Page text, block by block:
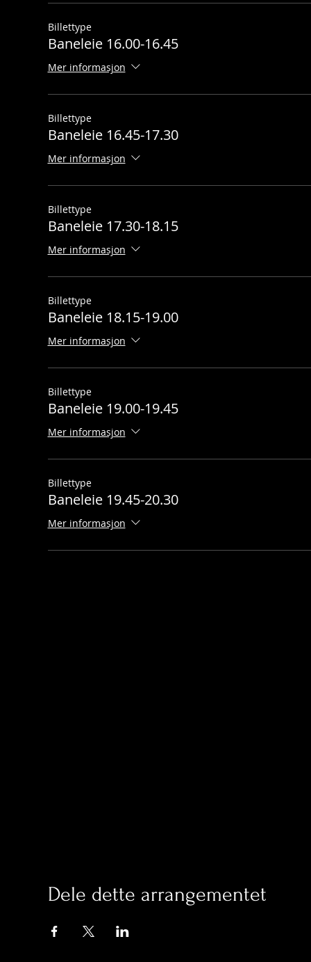
Billettype
Baneleie 16.00-16.45
Mer informasjon
Billettype
Baneleie 16.45-17.30
Mer informasjon
Billettype
Baneleie 17.30-18.15
Mer informasjon
Billettype
Baneleie 18.15-19.00
Mer informasjon
Billettype
Baneleie 19.00-19.45
Mer informasjon
Billettype
Baneleie 19.45-20.30
Mer informasjon
Dele dette arrangementet